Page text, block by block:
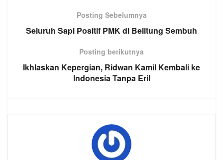
Posting Sebelumnya
Seluruh Sapi Positif PMK di Belitung Sembuh
Posting berikutnya
Ikhlaskan Kepergian, Ridwan Kamil Kembali ke
Indonesia Tanpa Eril